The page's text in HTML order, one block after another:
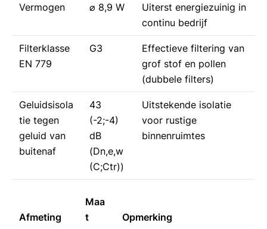
Vermogen ⌀ 8,9 W
Uiterst energiezuinig in
continu bedrijf
Filterklasse
EN 779
G3
Effectieve filtering van
grof stof en pollen
(dubbele filters)
Geluidsisola
tie tegen
geluid van
buitenaf
43
(-2;-4)
dB
(Dn,e,w
(C;Ctr))
Uitstekende isolatie
voor rustige
binnenruimtes
Afmeting
Maa
t
Opmerking